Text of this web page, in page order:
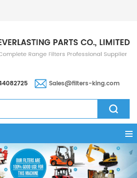
Sales@filters-king.com